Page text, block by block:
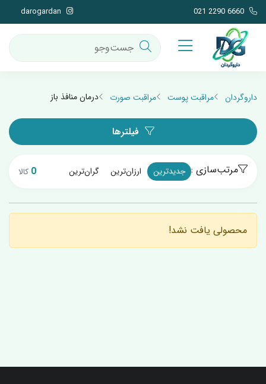
021 2290 6660
darogardan
داروگردان مراقبت پوست مراقبت صورت درمان منافذ باز
فیلترها
مرتب‌سازی : جدیدترین ارزان‌ترین گران‌ترین 0 کالا
محصولی یافت نشد!